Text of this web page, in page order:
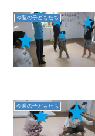
今週の子どもたち
今週の子どもたち